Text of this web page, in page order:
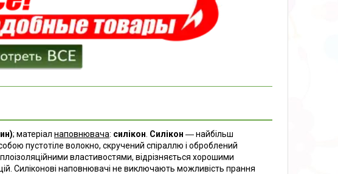
; матеріал наповнювача: силікон Силікон ― найбільш
пустотіле волокно, скручений спіраллю і оброблений
властивостями, відрізняється хорошими
Силіконові наповнювачі не виключають можливість прання